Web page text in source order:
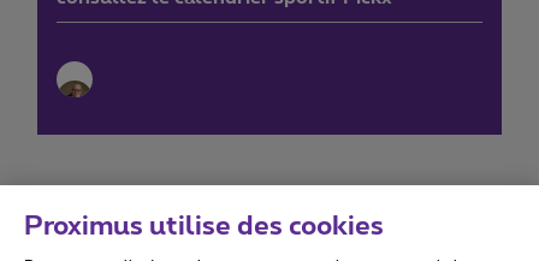
Proximus utilise des cookies